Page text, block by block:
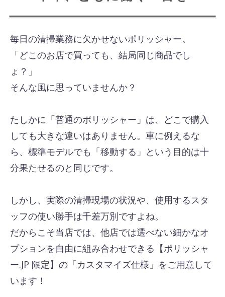
毎日の清掃業務に欠かせないポリッシャー。
「どこのお店で買っても、結局同じ商品でし
ょ？」
そんな風に思っていませんか？
たしかに「普通のポリッシャー」は、どこで購入
しても大きな違いはありません。車に例えるな
ら、標準モデルでも「移動する」という目的は十
分果たせるのと同じです。
しかし、実際の清掃現場の状況や、使用するスタ
ッフの使い勝手は千差万別ですよね。
だからこそ当店では、他店では選べない細かなオ
プションを自由に組み合わせできる【ポリッシャ
ー.JP 限定】の「カスタマイズ仕様」をご用意して
います！